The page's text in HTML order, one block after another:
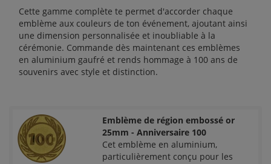
Cette gamme complète te permet d'accorder chaque
emblème aux couleurs de ton événement, ajoutant ainsi
une dimension personnalisée et inoubliable à la
cérémonie. Commande dès maintenant ces emblèmes
en aluminium gaufré et rends hommage à 100 ans de
souvenirs avec style et distinction.
Emblème de région embossé or
25mm - Anniversaire 100
Cet emblème en aluminium,
particulièrement conçu pour les